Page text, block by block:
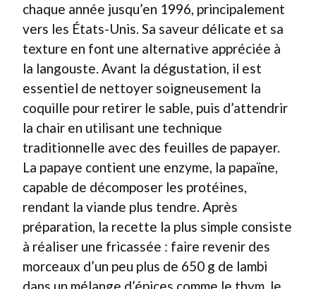
chaque année jusqu’en 1996, principalement
vers les États-Unis. Sa saveur délicate et sa
texture en font une alternative appréciée à
la langouste. Avant la dégustation, il est
essentiel de nettoyer soigneusement la
coquille pour retirer le sable, puis d’attendrir
la chair en utilisant une technique
traditionnelle avec des feuilles de papayer.
La papaye contient une enzyme, la papaïne,
capable de décomposer les protéines,
rendant la viande plus tendre. Après
préparation, la recette la plus simple consiste
à réaliser une fricassée : faire revenir des
morceaux d’un peu plus de 650 g de lambi